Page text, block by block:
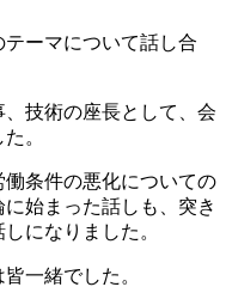
ーマについて話し合
技術の座長として、会
。
条件の悪化についての
始まった話しも、突き
になりました。
一緒でした。